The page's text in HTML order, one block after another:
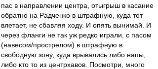
пас в направлении центра, отыгрыш в касание
обратно на Радченко в штрафную, куда тот
влетает, не сбавляя ходу. И опять вынимай. И
через фланги не так уж редко играли, с пасом
(навесом/прострелом) в штрафную в
свободную зону, куда врывались либо напы,
либо кто то из центрхавов. Посмотри, много